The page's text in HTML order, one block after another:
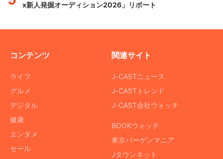
x新人発掘オーディション2026」リポート
コンテンツ
ライフ
グルメ
デジタル
健康
エンタメ
セール
関連サイト
J-CASTニュース
J-CASTトレンド
J-CAST会社ウォッチ
BOOKウォッチ
東京バーゲンマニア
Jタウンネット